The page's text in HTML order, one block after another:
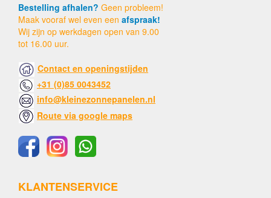
Bestelling afhalen? Geen probleem!
Maak vooraf wel even een afspraak!
Wij zijn op werkdagen open van 9.00
tot 16.00 uur.
Contact en openingstijden
+31 (0)85 0043452
info@kleinezonnepanelen.nl
Route via google maps
KLANTENSERVICE